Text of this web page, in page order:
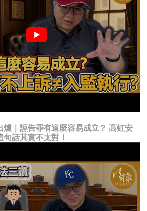
爐｜誣告罪有這麼容易成立？ 高虹安
話其實不太對！